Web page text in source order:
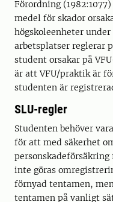
Förordning
medel för skador
högskoleenheter
arbetsplatser reglerar
student orsakar på
är att VFU/praktik är
studenten är
SLU-regler
Studenten behöver
för att med säkerhet
inte göras
förnyad tentamen,
tentamen på vanligt